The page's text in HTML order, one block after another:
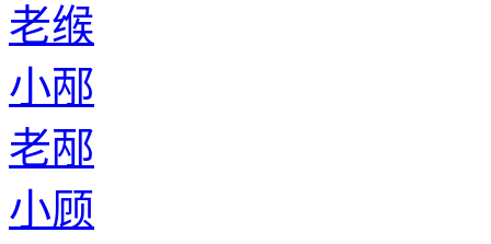
老缑
小邴
老邴
小顾